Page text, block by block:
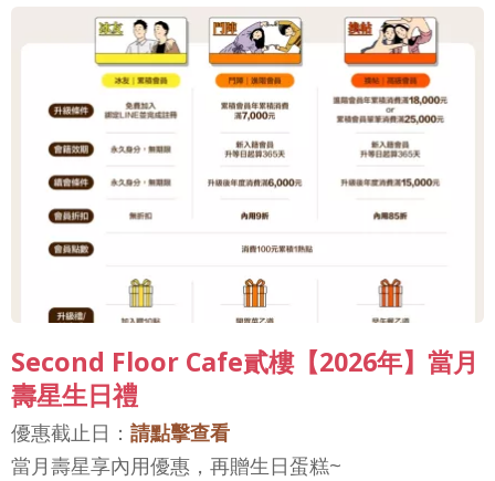
Second Floor Cafe貳樓【2026年】當月
壽星生日禮
優惠截止日： 請點擊查看
當月壽星享內用優惠，再贈生日蛋糕~